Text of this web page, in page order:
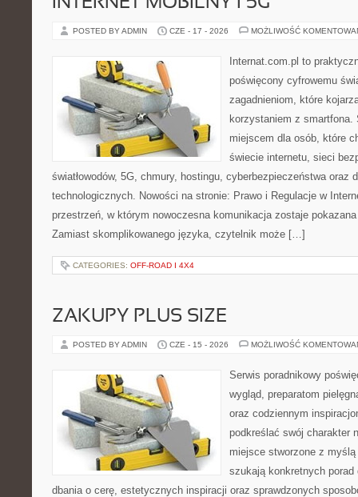
POSTED BY ADMIN CZE - 17 - 2026 MOŻLIWOŚĆ
Internat.com.pl to
poświęcony cyfrowemu
zagadnieniom, które
korzystaniem z
miejscem dla osób, które
świecie internetu, sieci
światłowodów, 5G, chmury, hostingu, cyberbezpieczeństwa oraz
technologicznych. Nowości na stronie: Prawo i Regulacje w
przestrzeń, w którym nowoczesna komunikacja zostaje
Zamiast skomplikowanego języka, czytelnik może […]
CATEGORIES: OFF-ROAD I 4X4
ZAKUPY PLUS SIZE
POSTED BY ADMIN CZE - 15 - 2026 MOŻLIWOŚĆ
Serwis poradnikowy
wygląd, preparatom
oraz codziennym
podkreślać swój charakter
miejsce stworzone z
szukają konkretnych
dbania o cerę, estetycznych inspiracji oraz sprawdzonych